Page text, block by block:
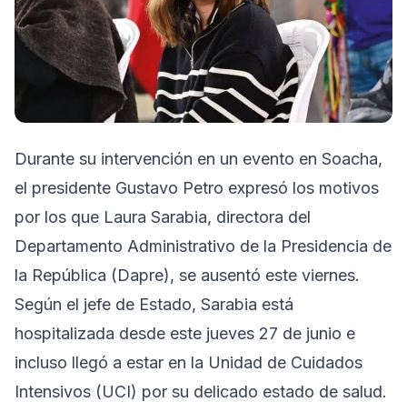
Durante su intervención en un evento en Soacha,
el presidente Gustavo Petro expresó los motivos
por los que Laura Sarabia, directora del
Departamento Administrativo de la Presidencia de
la República (Dapre), se ausentó este viernes.
Según el jefe de Estado, Sarabia está
hospitalizada desde este jueves 27 de junio e
incluso llegó a estar en la Unidad de Cuidados
Intensivos (UCI) por su delicado estado de salud.